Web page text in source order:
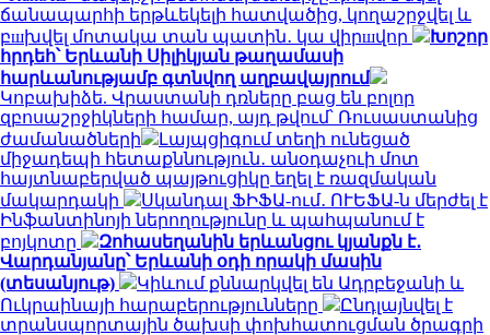
ճանապարհի երթևեկելի հատվածից, կողաշրջվել և
բшխվել մոտակա տան պատին․ կա վիրшվոր
Խոշոր
հրդեհ՝ Երևանի Սիլիկյան թաղամասի
հարևանությամբ գտնվող աղբավայրում
Կոբախիձե. Վրաստանի դռները բաց են բոլոր
զբոսաշրջիկների համար, այդ թվում՝ Ռուսաստանից
ժամանածների
Լայպցիգում տեղի ունեցած
միջադեպի հետաքննություն․ անօդաչուի մոտ
հայտնաբերված պայթուցիկը եղել է ռազմական
մակարդակի
Սկանդալ ՖԻՖԱ-ում․ ՈՒԵՖԱ-ն մերժել է
Ինֆանտինոյի ներողությունը և պահպանում է
բոյկոտը
Զոհասեղանին երևանցու կյանքն է․
Վարդանյանը՝ Երևանի օդի որակի մասին
(տեսանյութ)
Կիևում քննարկվել են Ադրբեջանի և
Ուկրաինայի հարաբերությունները
Ընդլայնվել է
տրանսպորտային ծախսի փոխհատուցման ծրագրի